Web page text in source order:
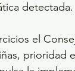
detectada.
el
prioridad